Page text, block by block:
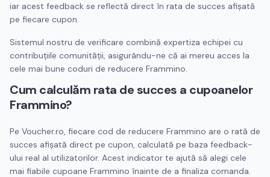
iar acest feedback se reflectă direct în rata de succes afișată
pe fiecare cupon.
Sistemul nostru de verificare combină expertiza echipei cu
contribuțiile comunității, asigurându-ne că ai mereu acces la
cele mai bune coduri de reducere Frammino.
Cum calculăm rata de succes a cupoanelor
Frammino?
Pe Voucher.ro, fiecare cod de reducere Frammino are o rată de
succes afișată direct pe cupon, calculată pe baza feedback-
ului real al utilizatorilor. Acest indicator te ajută să alegi cele
mai fiabile cupoane Frammino înainte de a finaliza comanda.